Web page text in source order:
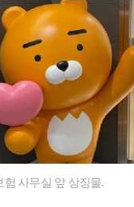
사무실 앞 상징물.